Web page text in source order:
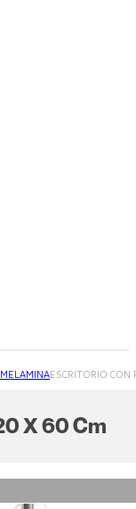
MELAMINAESCRITORIO CON
X 60 Cm